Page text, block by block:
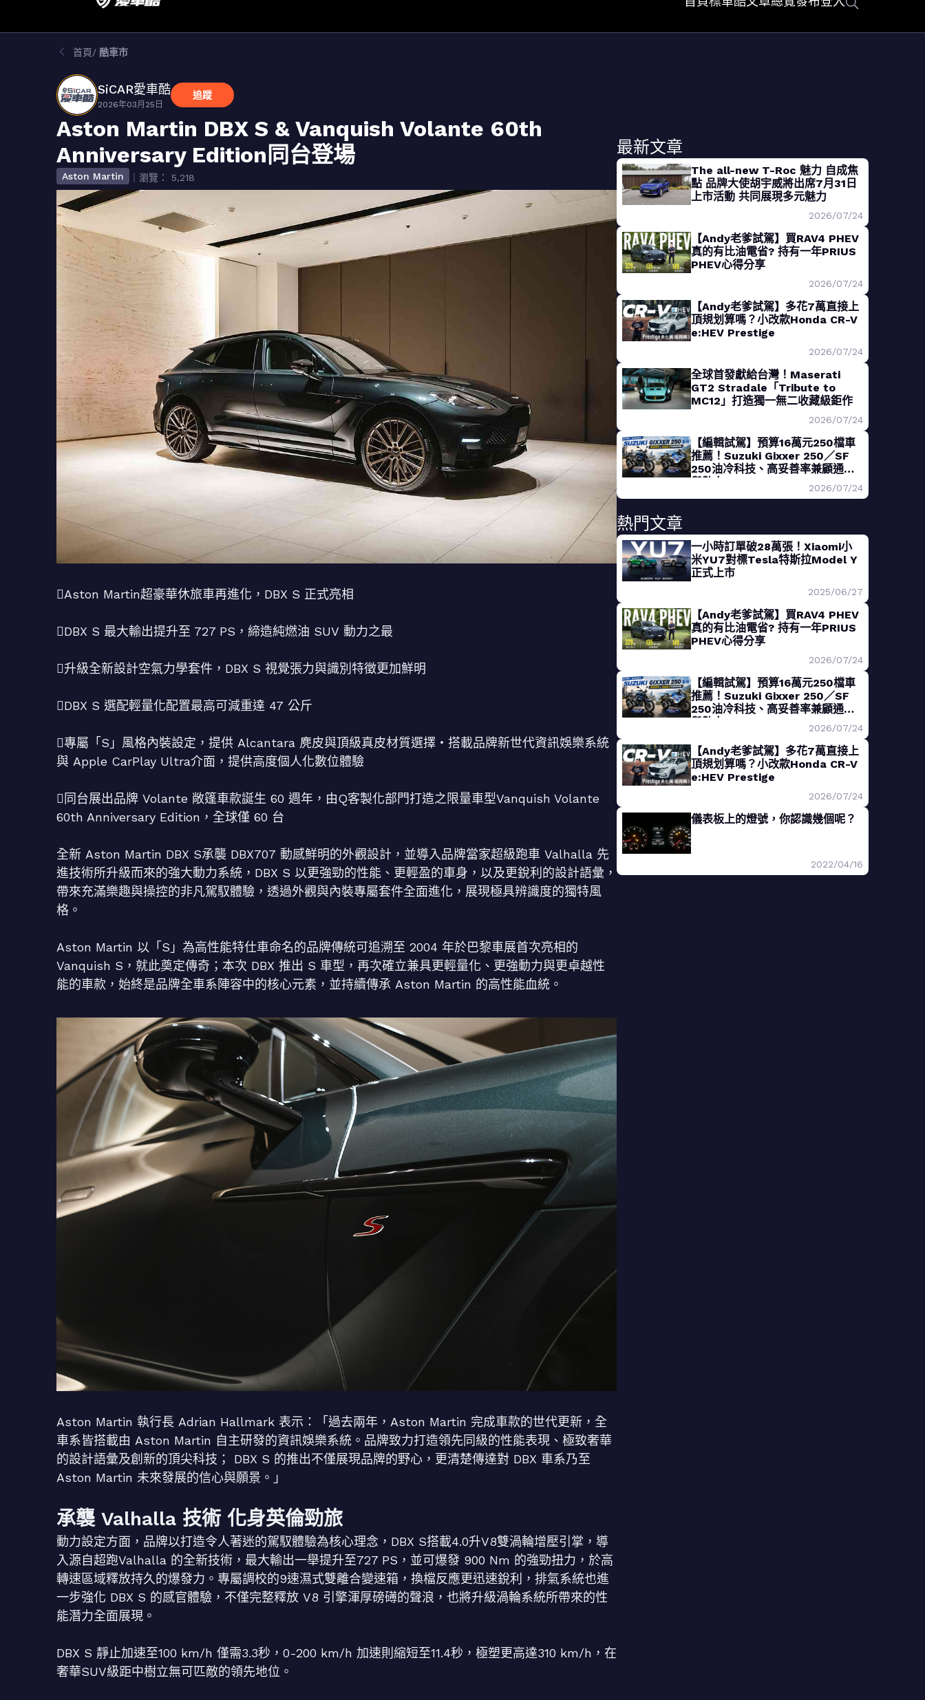
首頁 酷車市
SiCAR愛車酷
2026年03月25日
追蹤
Aston Martin DBX S & Vanquish Volante 60th
Anniversary Edition同台登場
Aston Martin ｜瀏覽： 5,218
Aston Martin超豪華休旅車再進化，DBX S 正式亮相
DBX S 最大輸出提升至 727 PS，締造純燃油 SUV 動力之最
升級全新設計空氣力學套件，DBX S 視覺張力與識別特徵更加鮮明
DBX S 選配輕量化配置最高可減重達 47 公斤
專屬「S」風格內裝設定，提供 Alcantara 麂皮與頂級真皮材質選擇・搭載品牌新世代資訊娛樂系統
與 Apple CarPlay Ultra介面，提供高度個人化數位體驗
同台展出品牌 Volante 敞篷車款誕生 60 週年，由Q客製化部門打造之限量車型Vanquish Volante
60th Anniversary Edition，全球僅 60 台
全新 Aston Martin DBX S承襲 DBX707 動感鮮明的外觀設計，並導入品牌當家超級跑車 Valhalla 先
進技術所升級而來的強大動力系統，DBX S 以更強勁的性能、更輕盈的車身，以及更銳利的設計語彙，
帶來充滿樂趣與操控的非凡駕馭體驗，透過外觀與內裝專屬套件全面進化，展現極具辨識度的獨特風
格。
Aston Martin 以「S」為高性能特仕車命名的品牌傳統可追溯至 2004 年於巴黎車展首次亮相的
Vanquish S，就此奠定傳奇；本次 DBX 推出 S 車型，再次確立兼具更輕量化、更強動力與更卓越性
能的車款，始終是品牌全車系陣容中的核心元素，並持續傳承 Aston Martin 的高性能血統。
Aston Martin 執行長 Adrian Hallmark 表示：「過去兩年，Aston Martin 完成車款的世代更新，全
車系皆搭載由 Aston Martin 自主研發的資訊娛樂系統。品牌致力打造領先同級的性能表現、極致奢華
的設計語彙及創新的頂尖科技； DBX S 的推出不僅展現品牌的野心，更清楚傳達對 DBX 車系乃至
Aston Martin 未來發展的信心與願景。」
承襲 Valhalla 技術 化身英倫勁旅
動力設定方面，品牌以打造令人著迷的駕馭體驗為核心理念，DBX S搭載4.0升V8雙渦輪增壓引掌，導
入源自超跑Valhalla 的全新技術，最大輸出一舉提升至727 PS，並可爆發 900 Nm 的強勁扭力，於高
轉速區域釋放持久的爆發力。專屬調校的9速濕式雙離合變速箱，換檔反應更迅速銳利，排氣系統也進
一步強化 DBX S 的感官體驗，不僅完整釋放 V8 引擎渾厚磅礡的聲浪，也將升級渦輪系統所帶來的性
能潛力全面展現。
DBX S 靜止加速至100 km/h 僅需3.3秒，0-200 km/h 加速則縮短至11.4秒，極塑更高達310 km/h，在
奢華SUV級距中樹立無可匹敵的領先地位。
最新文章
The all-new T-Roc 魅力 自成焦
點 品牌大使胡宇威將出席7月31日
上市活動 共同展現多元魅力
2026/07/24
【Andy老爹試駕】買RAV4 PHEV
真的有比油電省? 持有一年PRIUS
PHEV心得分享
2026/07/24
【Andy老爹試駕】多花7萬直接上
頂規划算嗎？小改款Honda CR-V
e:HEV Prestige
2026/07/24
全球首發獻給台灣！Maserati
GT2 Stradale「Tribute to
MC12」打造獨一無二收藏級鉅作
2026/07/24
【編輯試駕】預算16萬元250檔車
推薦！Suzuki Gixxer 250／SF
250油冷科技、高妥善率兼顧通勤
與熱血
2026/07/24
熱門文章
一小時訂單破28萬張！Xiaomi小
米YU7對標Tesla特斯拉Model Y
正式上市
2025/06/27
【Andy老爹試駕】買RAV4 PHEV
真的有比油電省? 持有一年PRIUS
PHEV心得分享
2026/07/24
【編輯試駕】預算16萬元250檔車
推薦！Suzuki Gixxer 250／SF
250油冷科技、高妥善率兼顧通勤
與熱血
2026/07/24
【Andy老爹試駕】多花7萬直接上
頂規划算嗎？小改款Honda CR-V
e:HEV Prestige
2026/07/24
儀表板上的燈號，你認識幾個呢？
2022/04/16